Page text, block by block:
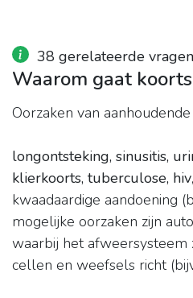
38 gerelateerde
Waarom gaat
Oorzaken van
longontsteking, sinusitis,
klierkoorts, tuberculose, hiv
kwaadaardige aandoening
mogelijke oorzaken zijn
waarbij het afweersysteem
cellen en weefsels richt